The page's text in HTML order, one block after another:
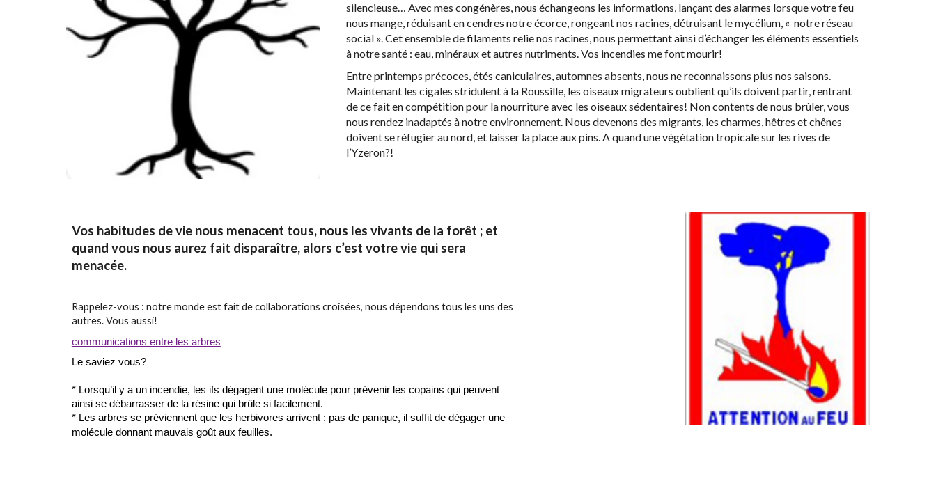
silencieuse… Avec mes congénères, nous échangeons les informations, lançant des alarmes lorsque votre feu
nous mange, réduisant en cendres notre écorce, rongeant nos racines, détruisant le mycélium, « notre réseau
social ». Cet ensemble de filaments relie nos racines, nous permettant ainsi d’échanger les éléments essentiels
à notre santé : eau, minéraux et autres nutriments. Vos incendies me font mourir!
Entre printemps précoces, étés caniculaires, automnes absents, nous ne reconnaissons plus nos saisons.
Maintenant les cigales stridulent à la Roussille, les oiseaux migrateurs oublient qu’ils doivent partir, rentrant
de ce fait en compétition pour la nourriture avec les oiseaux sédentaires! Non contents de nous brûler, vous
nous rendez inadaptés à notre environnement. Nous devenons des migrants, les charmes, hêtres et chênes
doivent se réfugier au nord, et laisser la place aux pins. A quand une végétation tropicale sur les rives de
l’Yzeron?!
Vos habitudes de vie nous menacent tous, nous les vivants de la forêt ; et
quand vous nous aurez fait disparaître, alors c’est votre vie qui sera
menacée.
Rappelez-vous : notre monde est fait de collaborations croisées, nous dépendons tous les uns des
autres. Vous aussi!
communications entre les arbres
Le saviez vous?
* Lorsqu’il y a un incendie, les ifs dégagent une molécule pour prévenir les copains qui peuvent
ainsi se débarrasser de la résine qui brûle si facilement.
* Les arbres se préviennent que les herbivores arrivent : pas de panique, il suffit de dégager une
molécule donnant mauvais goût aux feuilles.